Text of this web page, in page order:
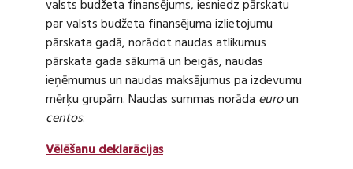
valsts budžeta finansējums, iesniedz pārskatu
par valsts budžeta finansējuma izlietojumu
pārskata gadā, norādot naudas atlikumus
pārskata gada sākumā un beigās, naudas
ieņēmumus un naudas maksājumus pa izdevumu
mērķu grupām. Naudas summas norāda euroun
centos.
Vēlēšanu deklarācijas